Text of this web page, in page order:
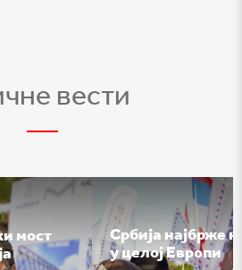
вести
мост
Србија најбрже
у целој Европи